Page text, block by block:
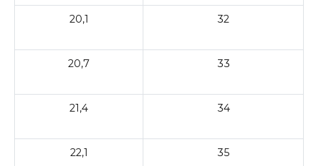
20,1 32
20,7 33
21,4 34
22,1 35